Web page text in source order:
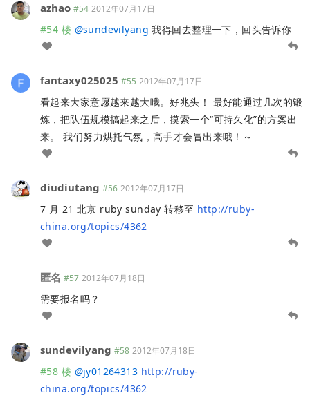
azhao #54 2012年07月17日
#54 楼 @sundevilyang 我得回去整理一下，回头告诉你
fantaxy025025 #55 2012年07月17日
看起来大家意愿越来越大哦。好兆头！ 最好能通过几次的锻
炼，把队伍规模搞起来之后，摸索一个“可持久化”的方案出
来。 我们努力烘托气氛，高手才会冒出来哦！～
diudiutang #56 2012年07月17日
7 月 21 北京 ruby sunday 转移至 http://ruby-
china.org/topics/4362
匿名 #57 2012年07月18日
需要报名吗？
sundevilyang #58 2012年07月18日
#58 楼 @jy01264313 http://ruby-
china.org/topics/4362